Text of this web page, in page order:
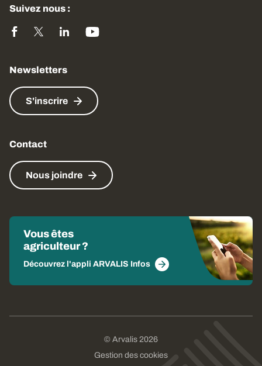
Suivez nous :
Newsletters
S'inscrire
Contact
Nous joindre
Vous êtes
agriculteur ?
Découvrez l'appli ARVALIS Infos
© Arvalis 2026
Gestion des cookies